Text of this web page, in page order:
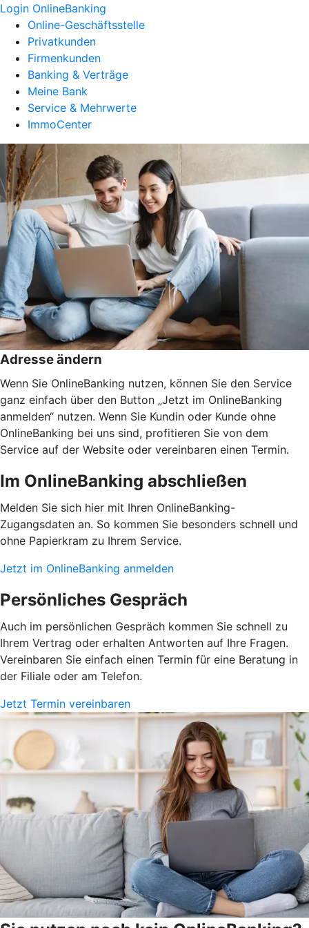
Login OnlineBanking
Online-Geschäftsstelle
Privatkunden
Firmenkunden
Banking & Verträge
Meine Bank
Service & Mehrwerte
ImmoCenter
Adresse ändern
Wenn Sie OnlineBanking nutzen, können Sie den Service
ganz einfach über den Button „Jetzt im OnlineBanking
anmelden“ nutzen. Wenn Sie Kundin oder Kunde ohne
OnlineBanking bei uns sind, profitieren Sie von dem
Service auf der Website oder vereinbaren einen Termin.
Im OnlineBanking abschließen
Melden Sie sich hier mit Ihren OnlineBanking-
Zugangsdaten an. So kommen Sie besonders schnell und
ohne Papierkram zu Ihrem Service.
Jetzt im OnlineBanking anmelden
Persönliches Gespräch
Auch im persönlichen Gespräch kommen Sie schnell zu
Ihrem Vertrag oder erhalten Antworten auf Ihre Fragen.
Vereinbaren Sie einfach einen Termin für eine Beratung in
der Filiale oder am Telefon.
Jetzt Termin vereinbaren